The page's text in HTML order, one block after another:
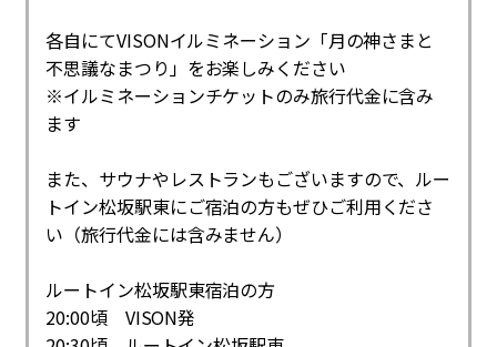
各自にてVISONイルミネーション「月の神さまと
不思議なまつり」をお楽しみください
※イルミネーションチケットのみ旅行代金に含み
ます
また、サウナやレストランもございますので、ルー
トイン松坂駅東にご宿泊の方もぜひご利用くださ
い（旅行代金には含みません）
ルートイン松坂駅東宿泊の方
20:00頃 VISON発